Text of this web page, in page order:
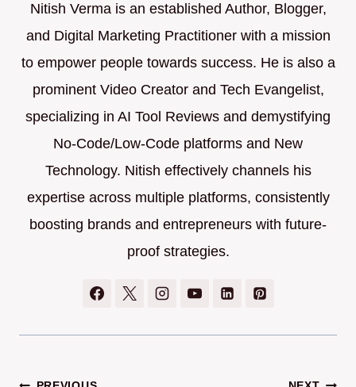
Nitish Verma is an established Author, Blogger,
and Digital Marketing Practitioner with a mission
to empower people towards success. He is also a
prominent Video Creator and Tech Evangelist,
specializing in AI Tool Reviews and demystifying
No-Code/Low-Code platforms and New
Technology. Nitish effectively channels his
expertise across multiple platforms, consistently
boosting brands and entrepreneurs with future-
proof strategies.